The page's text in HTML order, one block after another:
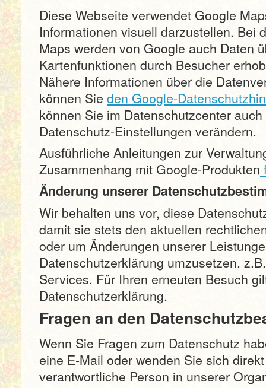
Diese Webseite verwendet Google
Informationen visuell darzustellen. Bei
Maps werden von Google auch Daten
Kartenfunktionen durch Besucher
Nähere Informationen über die
können Sie den Google-
können Sie im Datenschutzcenter
Datenschutz-Einstellungen verändern.
Ausführliche Anleitungen zur
Zusammenhang mit Google-Produkten
Änderung unserer
Wir behalten uns vor, diese
damit sie stets den aktuellen
oder um Änderungen unserer
Datenschutzerklärung umzusetzen,
Services. Für Ihren erneuten Besuch
Datenschutzerklärung.
Fragen an den
Wenn Sie Fragen zum Datenschutz
eine E-Mail oder wenden Sie sich
verantwortliche Person in unserer